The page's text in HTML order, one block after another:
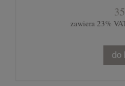
zawiera 23%
do